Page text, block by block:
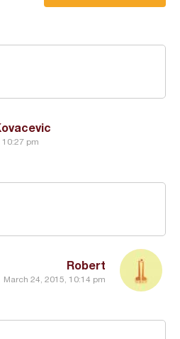
10:27 pm
Robert
March 24, 2015, 10:14 pm